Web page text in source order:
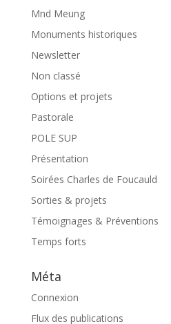
Mnd Meung
Monuments historiques
Newsletter
Non classé
Options et projets
Pastorale
POLE SUP
Présentation
Soirées Charles de Foucauld
Sorties & projets
Témoignages & Préventions
Temps forts
Méta
Connexion
Flux des publications